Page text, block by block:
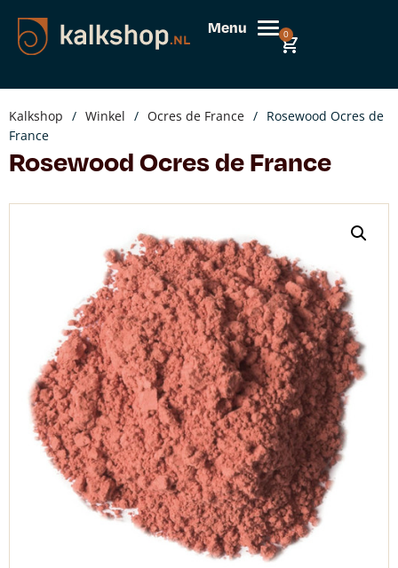
Menu 0
Kalkshop / Winkel / Ocres de France / Rosewood Ocres de
France
Rosewood Ocres de France